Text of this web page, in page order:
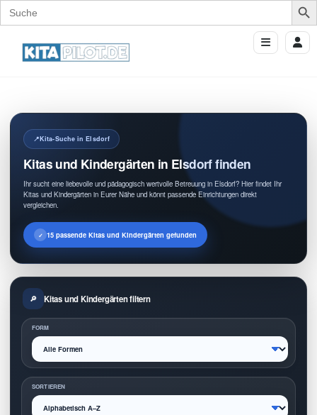
Search
for:
Kita-Suche in Elsdorf
Kitas und Kindergärten in Elsdorf finden
Ihr sucht eine liebevolle und pädagogisch wertvolle Betreuung in Elsdorf? Hier findet Ihr
Kitas und Kindergärten in Eurer Nähe und könnt passende Einrichtungen direkt
vergleichen.
15 passende Kitas und Kindergärten gefunden
Kitas und Kindergärten filtern
FORM
SORTIEREN